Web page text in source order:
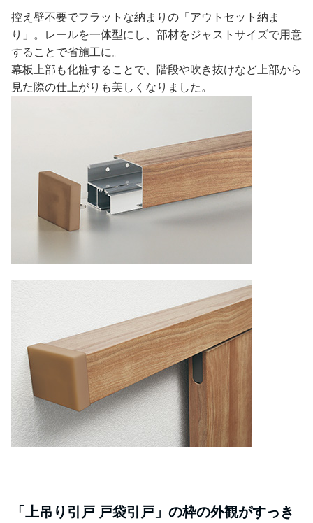
控え壁不要でフラットな納まりの「アウトセット納ま
り」。レールを一体型にし、部材をジャストサイズで用意
することで省施工に。
幕板上部も化粧することで、階段や吹き抜けなど上部から
見た際の仕上がりも美しくなりました。
「上吊り引戸 戸袋引戸」の枠の外観がすっき